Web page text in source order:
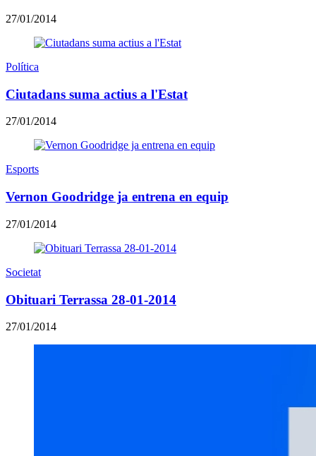
27/01/2014
Política
Ciutadans suma actius a l'Estat
27/01/2014
Esports
Vernon Goodridge ja entrena en equip
27/01/2014
Societat
Obituari Terrassa 28-01-2014
27/01/2014